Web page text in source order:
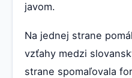
javom.
Na jednej strane
vzťahy medzi
strane spomaľovala